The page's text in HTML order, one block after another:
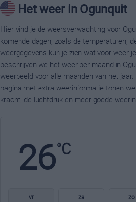
Het weer in Ogunquit
Hier vind je de weersverwachting voor
komende dagen, zoals de temperaturen,
weergegevens kun je zien wat voor weer
beschrijven we het weer per maand in
weerbeeld voor alle maanden van het
pagina met extra weerinformatie tonen
kracht, de luchtdruk en meer goede
26°C
vr za zo